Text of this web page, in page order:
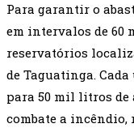
Para garantir o
em intervalos de 60
reservatórios
de Taguatinga.
para 50 mil litros de
combate a incêndio,